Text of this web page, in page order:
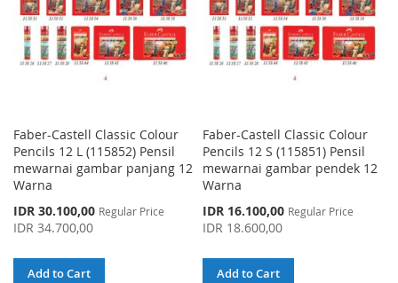
Faber-Castell Classic Colour
Pencils 12 L (115852) Pensil
mewarnai gambar panjang 12
Warna
Special
Price
IDR 30.100,00 Regular Price
IDR 34.700,00
Add to Cart
Faber-Castell Classic Colour
Pencils 12 S (115851) Pensil
mewarnai gambar pendek 12
Warna
Special
Price
IDR 16.100,00 Regular Price
IDR 18.600,00
Add to Cart